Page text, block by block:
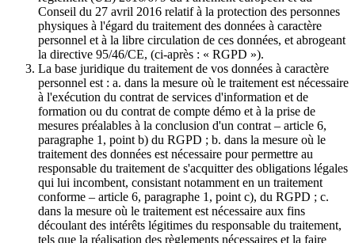
Conseil du 27 avril 2016 relatif à la protection des personnes
physiques à l'égard du traitement des données à caractère
personnel et à la libre circulation de ces données, et abrogeant
la directive 95/46/CE, (ci-après : « RGPD »).
La base juridique du traitement de vos données à caractère
personnel est : a. dans la mesure où le traitement est nécessaire
à l'exécution du contrat de services d'information et de
formation ou du contrat de compte démo et à la prise de
mesures préalables à la conclusion d'un contrat – article 6,
paragraphe 1, point b) du RGPD ; b. dans la mesure où le
traitement des données est nécessaire pour permettre au
responsable du traitement de s'acquitter des obligations légales
qui lui incombent, consistant notamment en un traitement
conforme – article 6, paragraphe 1, point c), du RGPD ; c.
dans la mesure où le traitement est nécessaire aux fins
découlant des intérêts légitimes du responsable du traitement,
tels que la réalisation des règlements nécessaires et la faire